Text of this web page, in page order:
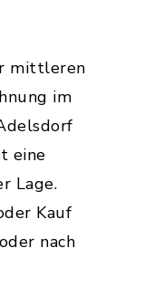
mittleren
im
eine
Lage.
Kauf
nach